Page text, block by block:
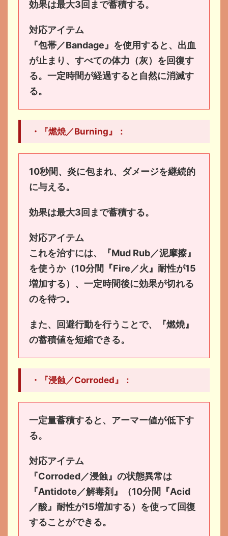
効果は最大3回まで蓄積する。
対応アイテム
『包帯／Bandage』を使用すると、出血
が止まり、すべての体力（灰）を回復す
る。一定時間が経過すると自然に消滅す
る。
・『燃焼／Burning』：
10秒間、炎に包まれ、ダメージを継続的
に与える。
効果は最大3回まで蓄積する。
対応アイテム
これを治すには、『Mud Rub／泥摩擦』
を使うか（10分間『Fire／火』耐性が15
増加する）、一定時間後に効果が切れる
のを待つ。
また、回避行動を行うことで、『燃焼』
の蓄積値を短縮できる。
・『浸蝕／Corroded』：
一定量蓄積すると、アーマー値が低下す
る。
対応アイテム
『Corroded／浸蝕』の状態異常は
『Antidote／解毒剤』（10分間『Acid
／酸』耐性が15増加する）を使って回復
することができる。